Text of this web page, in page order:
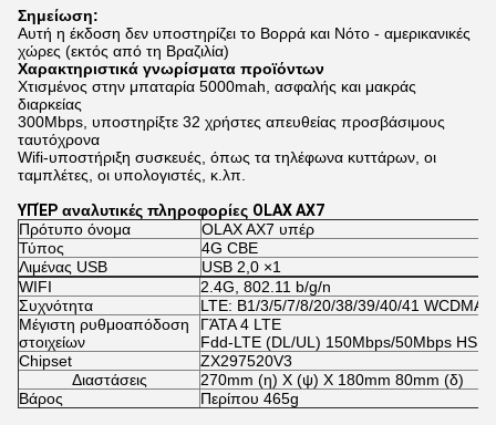
Σημείωση:
Αυτή η έκδοση δεν υποστηρίζει το Βορρά και Νότο - αμερικανικές
χώρες (εκτός από τη Βραζιλία)
Χαρακτηριστικά γνωρίσματα προϊόντων
Χτισμένος στην μπαταρία 5000mah, ασφαλής και μακράς
διαρκείας
300Mbps, υποστηρίξτε 32 χρήστες απευθείας προσβάσιμους
ταυτόχρονα
Wifi-υποστήριξη συσκευές, όπως τα τηλέφωνα κυττάρων, οι
ταμπλέτες, οι υπολογιστές, κ.λπ.
ΥΠΈΡ αναλυτικές πληροφορίες OLAX AX7
Πρότυπο όνομα
OLAX AX7 υπέρ
Τύπος
4G CBE
Λιμένας USB
USB 2,0 ×1
WIFI
2.4G, 802.11 b/g/n
Συχνότητα
LTE: B1/3/5/7/8/20/38/39/40/41 WCDMA:
Μέγιστη ρυθμοαπόδοση
στοιχείων
ΓΆΤΑ 4 LTE
Fdd-LTE (DL/UL) 150Mbps/50Mbps
Chipset
ZX297520V3
Διαστάσεις
270mm (η) Χ (ψ) Χ 180mm 80mm (δ)
Βάρος
Περίπου 465g